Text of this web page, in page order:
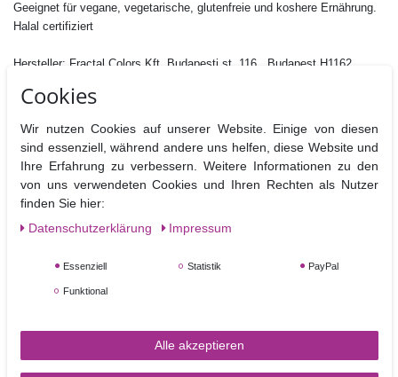
Geeignet für vegane, vegetarische, glutenfreie und koshere Ernährung.
Halal certifiziert
Hersteller: Fractal Colors Kft.,Budapesti st. 116., Budapest H1162,
Nährwertangaben pro 100 g
Brennwerte
Fett
davon
gesättigt
Kohlenhydrate
davon
Zucker
Eiweiß
0 kj / 0
kcal
0g 0g 0g 0g 0g
Cookies
Wir nutzen Cookies auf unserer Website. Einige von diesen
sind essenziell, während andere uns helfen, diese Website und
Ihre Erfahrung zu verbessern. Weitere Informationen zu den
von uns verwendeten Cookies und Ihren Rechten als Nutzer
finden Sie hier:
Daten­schutz­erklärung
Impressum
Essenziell Statistik PayPal
Funktional
Alle akzeptieren